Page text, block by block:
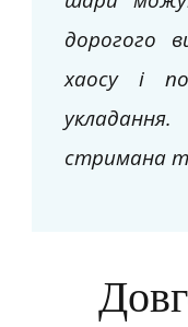
дорогого
хаосу і
стримана